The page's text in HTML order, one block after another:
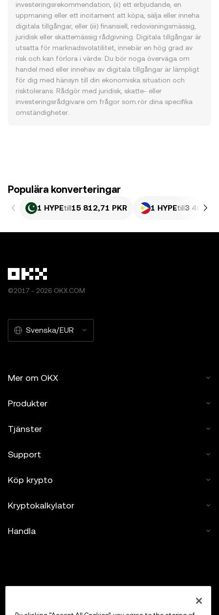
investeringsrekommendation, (ii) ett erbjudande, en
uppmaning eller ett incitament att köpa, sälja eller inneha
digitala tillgångar, eller (iii) finansiell, redovisningsmässig,
juridisk eller skattemässig rådgivning. Digitala tillgångar är
utsatta för marknadsvolatilitet, innebär en hög grad av
risk och kan förlora i värde. Du bör noga överväga om
handel med eller innehav av digitala tillgångar är lämpligt
för dig med hänsyn till din ekonomiska situation och
risktolerans. Rådgör med juridisk, skatte- eller
investeringsrådgivare om frågor som rör dina specifika
omständigheter.
Populära konverteringar
1 HYPEtill15 812,71 PKR 1 HYPEtill3 463,1
©2017 - 2026 OKX.COM
Svenska/EUR
Mer om OKX
Produkter
Tjänster
Support
Köp krypto
Kryptokalkylator
Handla